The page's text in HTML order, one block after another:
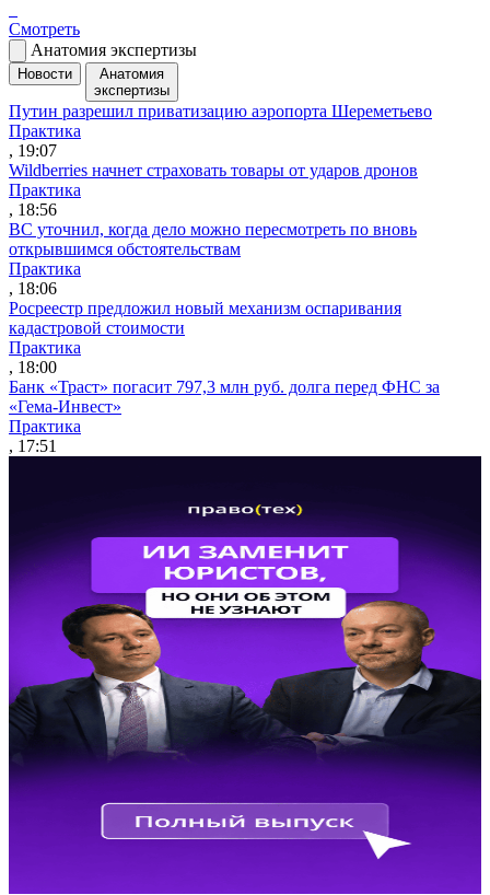
Смотреть
Анатомия экспертизы
Новости
Анатомия
экспертизы
Путин разрешил приватизацию аэропорта Шереметьево
Практика
, 19:07
Wildberries начнет страховать товары от ударов дронов
Практика
, 18:56
ВС уточнил, когда дело можно пересмотреть по вновь
открывшимся обстоятельствам
Практика
, 18:06
Росреестр предложил новый механизм оспаривания
кадастровой стоимости
Практика
, 18:00
Банк «Траст» погасит 797,3 млн руб. долга перед ФНС за
«Гема-Инвест»
Практика
, 17:51